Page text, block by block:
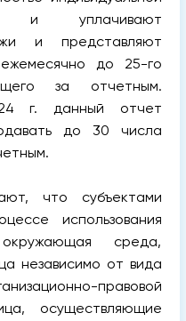
и уплачивают
и представляют
до 25-го
за отчетным.
г. данный отчет
до 30 числа
что субъектами
использования
среда,
независимо от вида
правовой
осуществляющие